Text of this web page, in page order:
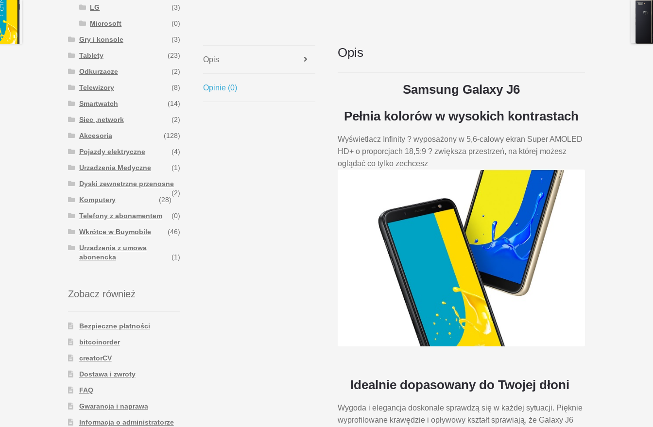
Opis
Opinie (0)
Opis
Samsung Galaxy J6
Pełnia kolorów w wysokich kontrastach
Wyświetlacz Infinity ? wyposażony w 5,6-calowy ekran Super AMOLED
HD+ o proporcjach 18,5:9 ? zwiększa przestrzeń, na której możesz
oglądać co tylko zechcesz
Idealnie dopasowany do Twojej dłoni
Wygoda i elegancja doskonale sprawdzą się w każdej sytuacji. Pięknie
wyprofilowane krawędzie i opływowy kształt sprawiają, że Galaxy J6
LG (3)
Microsoft (0)
Gry i konsole (3)
Tablety (23)
Odkurzacze (2)
Telewizory (8)
Smartwatch (14)
Siec ,network (2)
Akcesoria (128)
Pojazdy elektryczne (4)
Urzadzenia Medyczne (1)
Dyski zewnetrzne przenosne
(2)
Komputery
(28)
Telefony z abonamentem (0)
Wkrótce w Buymobile (46)
Urzadzenia z umowa
abonencka
(1)
Zobacz również
Bezpieczne płatności
bitcoinorder
creatorCV
Dostawa i zwroty
FAQ
Gwarancja i naprawa
Informacja o administratorze